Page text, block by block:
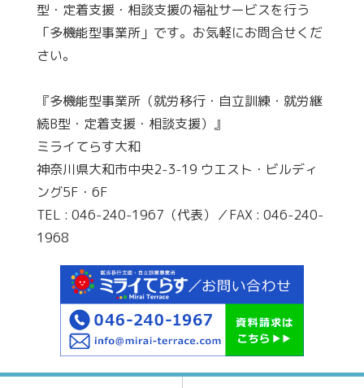
型・定着支援・相談支援の福祉サービスを行う
「多機能型事業所」です。お気軽にお問合せくだ
さい。
『多機能型事業所（就労移行・自立訓練・就労継
続B型・定着支援・相談支援）』
ミライてらす大和
神奈川県大和市中央2-3-19 ウエスト・ビルディ
ング5F・6F
TEL : 046-240-1967（代表）／FAX : 046-240-
1968